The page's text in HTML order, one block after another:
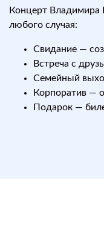
Концерт Владимира
любого случая:
Свидание —
Встреча с
Семейный
Корпоратив —
Подарок —